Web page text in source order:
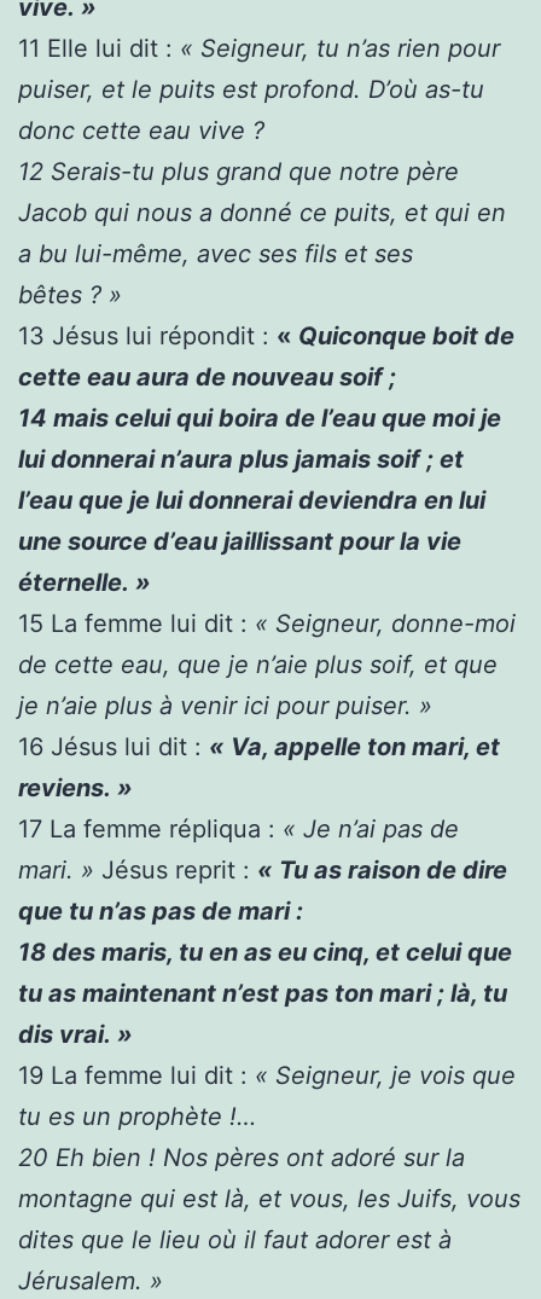
vive. »
11 Elle lui dit : « Seigneur, tu n’as rien pour
puiser, et le puits est profond. D’où as-tu
donc cette eau vive ?
12 Serais-tu plus grand que notre père
Jacob qui nous a donné ce puits, et qui en
a bu lui-même, avec ses fils et ses
bêtes ? »
13 Jésus lui répondit : « Quiconque boit de
cette eau aura de nouveau soif ;
14 mais celui qui boira de l’eau que moi je
lui donnerai n’aura plus jamais soif ; et
l’eau que je lui donnerai deviendra en lui
une source d’eau jaillissant pour la vie
éternelle. »
15 La femme lui dit : « Seigneur, donne-moi
de cette eau, que je n’aie plus soif, et que
je n’aie plus à venir ici pour puiser. »
16 Jésus lui dit : « Va, appelle ton mari, et
reviens. »
17 La femme répliqua : « Je n’ai pas de
mari. » Jésus reprit : « Tu as raison de dire
que tu n’as pas de mari :
18 des maris, tu en as eu cinq, et celui que
tu as maintenant n’est pas ton mari ; là, tu
dis vrai. »
19 La femme lui dit : « Seigneur, je vois que
tu es un prophète !…
20 Eh bien ! Nos pères ont adoré sur la
montagne qui est là, et vous, les Juifs, vous
dites que le lieu où il faut adorer est à
Jérusalem. »